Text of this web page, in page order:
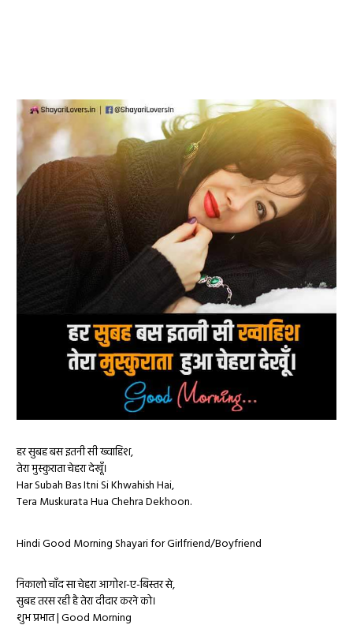
हर सुबह बस इतनी सी ख्वाहिश,
तेरा मुस्कुराता चेहरा देखूँ।
Har Subah Bas Itni Si Khwahish Hai,
Tera Muskurata Hua Chehra Dekhoon.
Hindi Good Morning Shayari for Girlfriend/Boyfriend
निकालो चाँद सा चेहरा आगोश-ए-बिस्तर से,
सुबह तरस रही है तेरा दीदार करने को।
शुभ प्रभात | Good Morning